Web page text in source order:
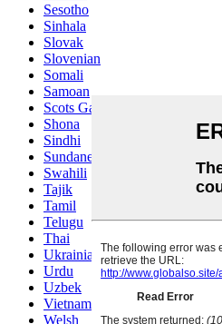
Sesotho
Sinhala
Slovak
Slovenian
Somali
Samoan
Scots Gaelic
Shona
Sindhi
Sundanese
Swahili
Tajik
Tamil
Telugu
Thai
Ukrainian
Urdu
Uzbek
Vietnamese
Welsh